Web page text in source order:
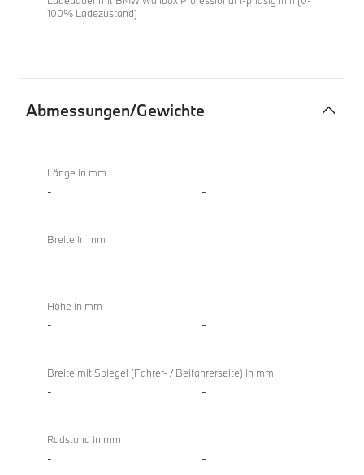
100% Ladezustand)
- -
Abmessungen/Gewichte
xDrive20i
Länge in mm
- -
Breite in mm
- -
Höhe in mm
- -
Breite mit Spiegel (Fahrer- / Beifahrerseite) in mm
- -
Radstand in mm
- -